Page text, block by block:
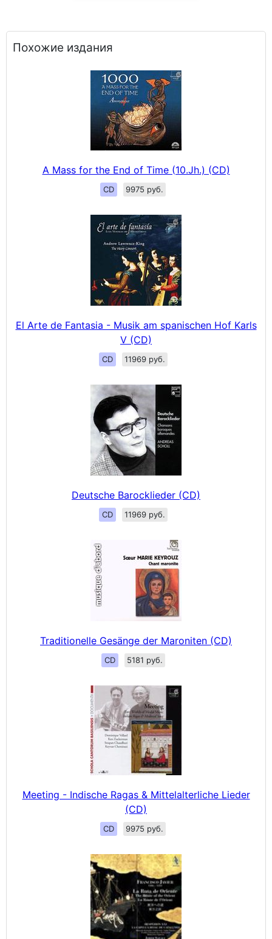
Похожие издания
A Mass for the End of Time (10.Jh.) (CD)
CD 9975 руб.
El Arte de Fantasia - Musik am spanischen Hof Karls
V (CD)
CD 11969 руб.
Deutsche Barocklieder (CD)
CD 11969 руб.
Traditionelle Gesänge der Maroniten (CD)
CD 5181 руб.
Meeting - Indische Ragas & Mittelalterliche Lieder
(CD)
CD 9975 руб.